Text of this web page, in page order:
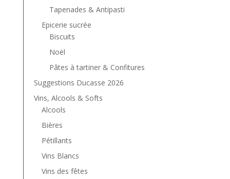
Tapenades & Antipasti
Epicerie sucrée
Biscuits
Noël
Pâtes à tartiner & Confitures
Suggestions Ducasse 2026
Vins, Alcools & Softs
Alcools
Bières
Pétillants
Vins Blancs
Vins des fêtes